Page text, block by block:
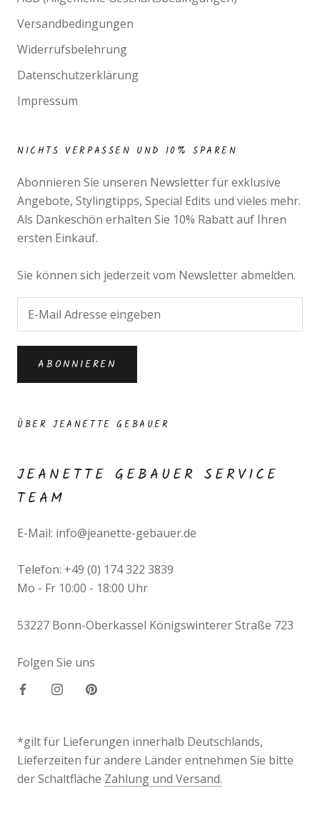
Versandbedingungen
Widerrufsbelehrung
Datenschutzerklärung
Impressum
NICHTS VERPASSEN UND 10% SPAREN
Abonnieren Sie unseren Newsletter für exklusive
Angebote, Stylingtipps, Special Edits und vieles mehr.
Als Dankeschön erhalten Sie 10% Rabatt auf Ihren
ersten Einkauf.
Sie können sich jederzeit vom Newsletter abmelden.
ABONNIEREN
ÜBER JEANETTE GEBAUER
JEANETTE GEBAUER SERVICE
TEAM
E-Mail: info@jeanette-gebauer.de
Telefon: +49 (0) 174 322 3839
Mo - Fr 10:00 - 18:00 Uhr
53227 Bonn-Oberkassel Königswinterer Straße 723
Folgen Sie uns
*gilt für Lieferungen innerhalb Deutschlands,
Lieferzeiten für andere Länder entnehmen Sie bitte
der Schaltfläche Zahlung und Versand.